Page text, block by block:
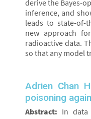
derive the Bayes-
inference, and
leads to state-of-
new approach
radioactive data.
so that any model
Adrien Chan
poisoning
Abstract: In data